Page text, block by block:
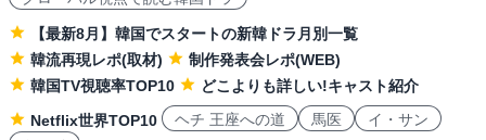
【最新8月】韓国でスタートの新韓ドラ月別一覧
韓流再現レポ(取材)
制作発表会レポ(WEB)
韓国TV視聴率TOP10
どこよりも詳しい!キャスト紹介
Netflix世界TOP10
ヘチ 王座への道 馬医
イ・サン